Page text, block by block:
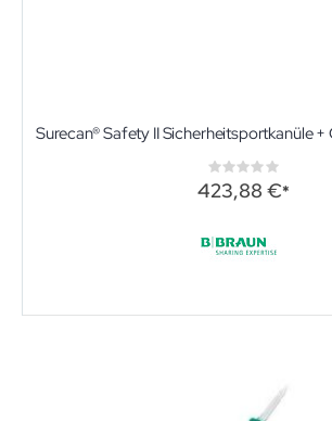
Surecan® Safety II Sicherheitsportkanüle +
Rating:
0%
423,88 €